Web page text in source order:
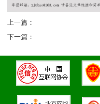
上一篇：
下一篇：